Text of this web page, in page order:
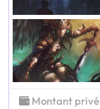
Montant privé